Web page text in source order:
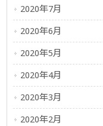
2020年7月
2020年6月
2020年5月
2020年4月
2020年3月
2020年2月